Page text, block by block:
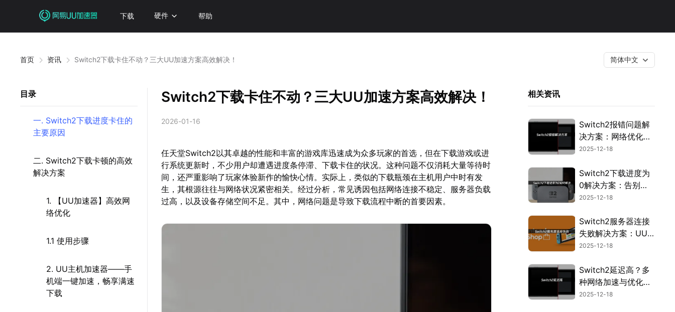
下载 硬件 帮助
首页 资讯 Switch2下载卡住不动？三大UU加速方案高效解决！ 简体中文
目录
一. Switch2下载进度卡住的
主要原因
二. Switch2下载卡顿的高效
解决方案
1. 【UU加速器】高效网
络优化
1.1 使用步骤
2. UU主机加速器——手
机端一键加速，畅享满速
下载
Switch2下载卡住不动？三大UU加速方案高效解决！
2026-01-16
任天堂Switch2以其卓越的性能和丰富的游戏库迅速成为众多玩家的首选，但在下载游戏或进
行系统更新时，不少用户却遭遇进度条停滞、下载卡住的状况。这种问题不仅消耗大量等待时
间，还严重影响了玩家体验新作的愉快心情。实际上，类似的下载瓶颈在主机用户中时有发
生，其根源往往与网络状况紧密相关。经过分析，常见诱因包括网络连接不稳定、服务器负载
过高，以及设备存储空间不足。其中，网络问题是导致下载流程中断的首要因素。
相关资讯
Switch2报错问题解
决方案：网络优化全
指南！
2025-12-18
Switch2下载进度为
0解决方案：告别进
度为0的困扰！
2025-12-18
Switch2服务器连接
失败解决方案：UU
加速器使用指南！
2025-12-18
Switch2延迟高？多
种网络加速与优化方
案详解！
2025-12-18